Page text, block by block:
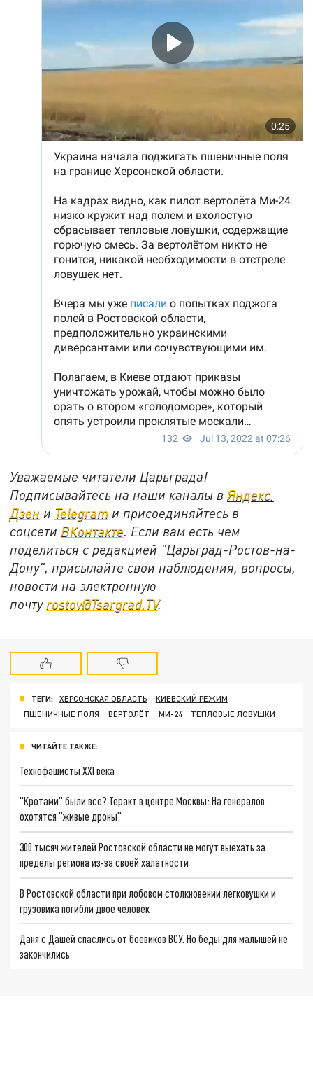
Уважаемые читатели Царьграда!
Подписывайтесь на наши каналы вЯндекс.
Дзен и Telegram и присоединяйтесь в
соцсети ВКонтакте. Если вам есть чем
поделиться с редакцией "Царьград-Ростов-на-
Дону", присылайте свои наблюдения, вопросы,
новости на электронную
почту rostov@Tsargrad.ТV.
ТЕГИ: ХЕРСОНСКАЯ ОБЛАСТЬ
КИЕВСКИЙ РЕЖИМ
ПШЕНИЧНЫЕ ПОЛЯ
ВЕРТОЛЁТ МИ-24 ТЕПЛОВЫЕ ЛОВУШКИ
ЧИТАЙТЕ ТАКЖЕ:
Технофашисты XXI века
"Кротами" были все? Теракт в центре Москвы: На генералов
охотятся "живые дроны"
300 тысяч жителей Ростовской области не могут выехать за
пределы региона из-за своей халатности
В Ростовской области при лобовом столкновении легковушки и
грузовика погибли двое человек
Даня с Дашей спаслись от боевиков ВСУ. Но беды для малышей не
закончились